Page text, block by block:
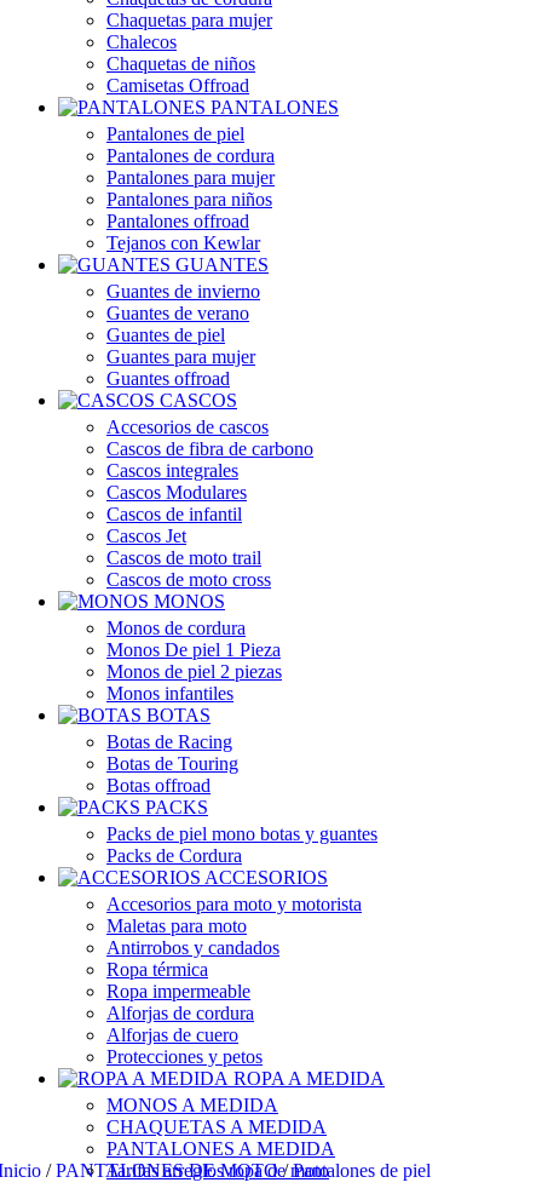
Chaquetas para mujer
Chalecos
Chaquetas de niños
Camisetas Offroad
PANTALONES
Pantalones de piel
Pantalones de cordura
Pantalones para mujer
Pantalones para niños
Pantalones offroad
Tejanos con Kewlar
GUANTES
Guantes de invierno
Guantes de verano
Guantes de piel
Guantes para mujer
Guantes offroad
CASCOS
Accesorios de cascos
Cascos de fibra de carbono
Cascos integrales
Cascos Modulares
Cascos de infantil
Cascos Jet
Cascos de moto trail
Cascos de moto cross
MONOS
Monos de cordura
Monos De piel 1 Pieza
Monos de piel 2 piezas
Monos infantiles
BOTAS
Botas de Racing
Botas de Touring
Botas offroad
PACKS
Packs de piel mono botas y guantes
Packs de Cordura
ACCESORIOS
Accesorios para moto y motorista
Maletas para moto
Antirrobos y candados
Ropa térmica
Ropa impermeable
Alforjas de cordura
Alforjas de cuero
Protecciones y petos
ROPA A MEDIDA
MONOS A MEDIDA
CHAQUETAS A MEDIDA
PANTALONES A MEDIDA
Tarifas arreglos ropa de moto
/ PANTALONES DE MOTO/ Pantalones de piel